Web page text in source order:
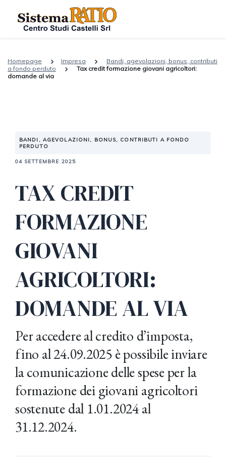
Homepage Impresa
Bandi, agevolazioni, bonus, contributi
a fondo perduto
Tax credit formazione giovani agricoltori:
domande al via
BANDI, AGEVOLAZIONI, BONUS, CONTRIBUTI A FONDO
PERDUTO
04 SETTEMBRE 2025
TAX CREDIT
FORMAZIONE
GIOVANI
AGRICOLTORI:
DOMANDE AL VIA
Per accedere al credito d’imposta,
fino al 24.09.2025 è possibile inviare
la comunicazione delle spese per la
formazione dei giovani agricoltori
sostenute dal 1.01.2024 al
31.12.2024.